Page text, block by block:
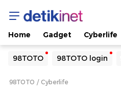
Home Gadget Cyberlife
98TOTO 98TOTO login
Yang sedang ramai dicari
Loading...
98TOTO Cyberlife